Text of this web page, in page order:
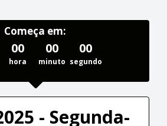
Começa em:
00
hora
00
minuto
00
segundo
- Segunda-